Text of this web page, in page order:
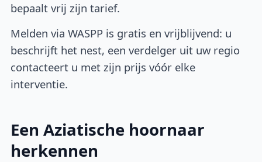
bepaalt vrij zijn tarief.
Melden via WASPP is gratis en vrijblijvend: u
beschrijft het nest, een verdelger uit uw regio
contacteert u met zijn prijs vóór elke
interventie.
Een Aziatische hoornaar
herkennen